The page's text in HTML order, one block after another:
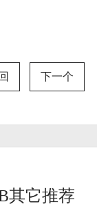
下一个
其它推荐